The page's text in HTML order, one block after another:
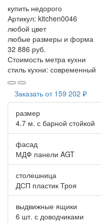
купить недорого
Артикул: kitchen0046
любой цвет
любые размеры и форма
32 886 руб.
Стоимость метра кухни
стиль кухни: современный
Заказать от 159 202 ₽
размер
4.7 м. с барной стойкой
фасад
МДФ панели AGT
столешница
ДСП пластик Троя
выдвижные ящики
6 шт. с доводчиками